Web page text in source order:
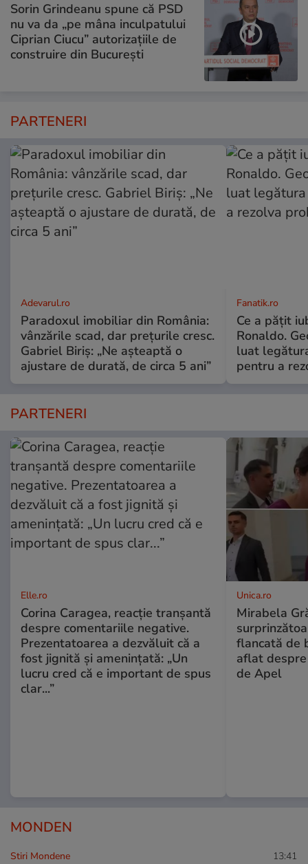
Sorin Grindeanu spune că PSD
nu va da „pe mâna inculpatului
Ciprian Ciucu” autorizațiile de
construire din București
PARTENERI
Adevarul.ro
Paradoxul imobiliar din România:
vânzările scad, dar prețurile cresc.
Gabriel Biriș: „Ne așteaptă o
ajustare de durată, de circa 5 ani”
Fanatik.ro
Ce a pățit
Ronaldo.
luat
pentru a
PARTENERI
Elle.ro
Corina Caragea, reacție tranșantă
despre comentariile negative.
Prezentatoarea a dezvăluit că a
fost jignită și amenințată: „Un
lucru cred că e important de spus
clar...”
Unica.ro
Mirabela
flancată de
aflat
de Apel
MONDEN
Stiri Mondene 13:41